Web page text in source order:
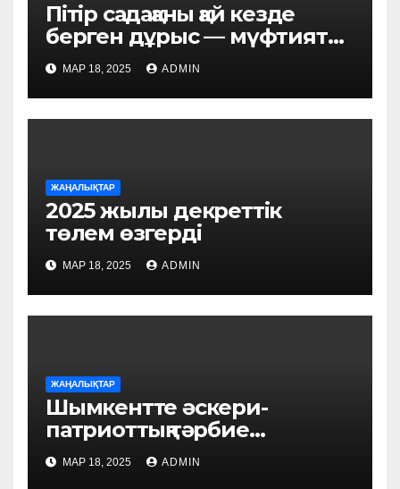
Пітір садақаны қай кезде
берген дұрыс — мүфтият
жауап берді
МАР 18, 2025 ADMIN
ЖАҢАЛЫҚТАР
2025 жылы декреттік
төлем өзгерді
МАР 18, 2025 ADMIN
ЖАҢАЛЫҚТАР
Шымкентте әскери-
патриоттық тәрбие
бағытында әдістемелік
семинар өтті
МАР 18, 2025 ADMIN